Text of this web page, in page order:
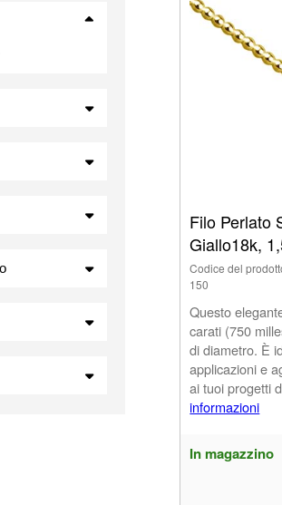
Filo Perlato
Giallo18k,
Codice del
150
Questo
carati (750
di diametro. È
applicazioni e
ai tuoi progetti
informazioni
In magazzino